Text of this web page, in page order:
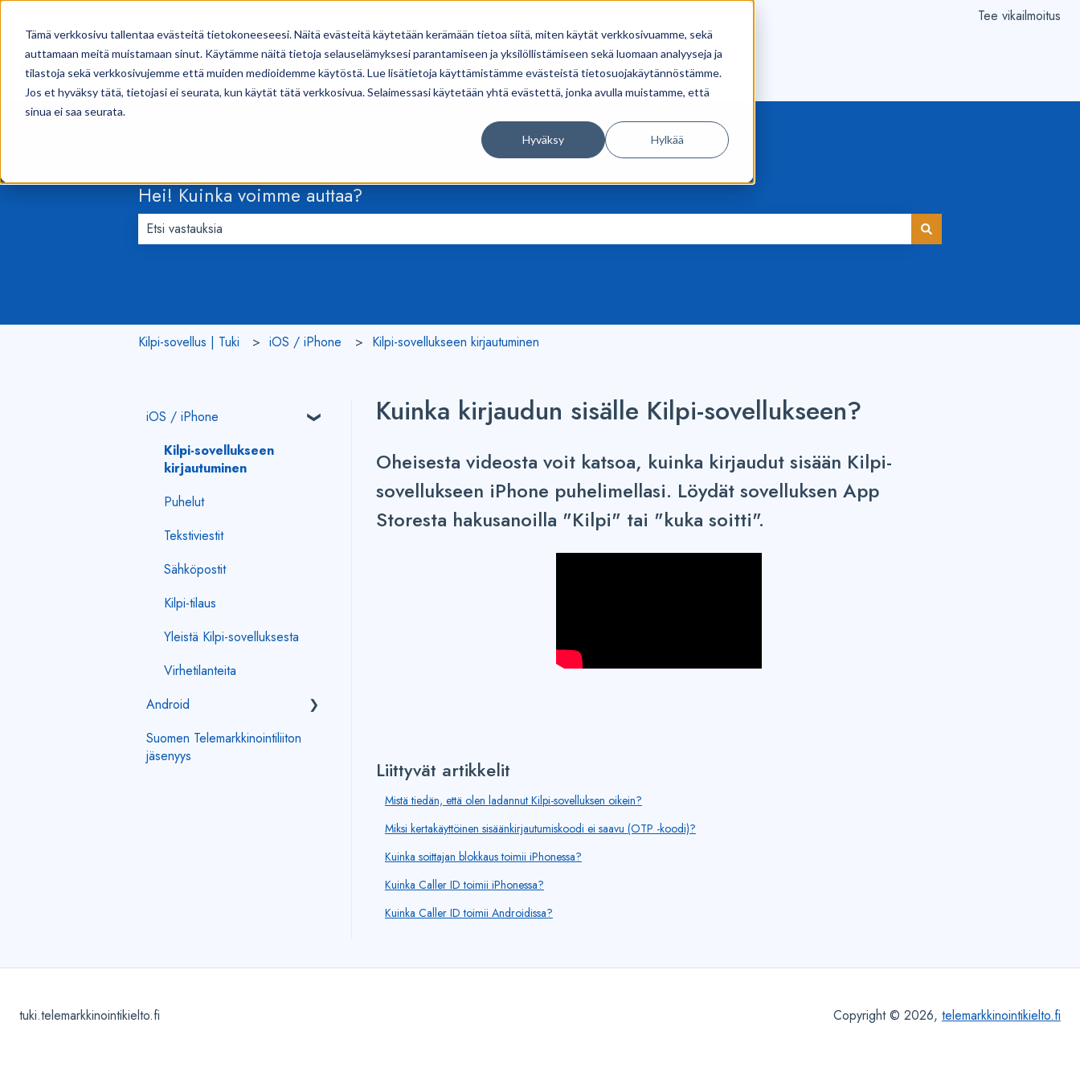
Tämä verkkosivu tallentaa evästeitä tietokoneeseesi. Näitä evästeitä käytetään kerämään tietoa siitä, miten käytät verkkosivuamme, sekä
auttamaan meitä muistamaan sinut. Käytämme näitä tietoja selauselämyksesi parantamiseen ja yksilöllistämiseen sekä luomaan analyyseja ja
tilastoja sekä verkkosivujemme että muiden medioidemme käytöstä. Lue lisätietoja käyttämistämme evästeistä tietosuojakäytännöstämme.
Jos et hyväksy tätä, tietojasi ei seurata, kun käytät tätä verkkosivua. Selaimessasi käytetään yhtä evästettä, jonka avulla muistamme, että
sinua ei saa seurata.
Hyväksy Hylkää
Tee vikailmoitus
Hei! Kuinka voimme auttaa?
Kilpi-sovellus | Tuki iOS / iPhone Kilpi-sovellukseen kirjautuminen
Kuinka kirjaudun sisälle Kilpi-sovellukseen?
Oheisesta videosta voit katsoa, kuinka kirjaudut sisään Kilpi-
sovellukseen iPhone puhelimellasi. Löydät sovelluksen App
Storesta hakusanoilla "Kilpi" tai "kuka soitti".
Liittyvät artikkelit
Mistä tiedän, että olen ladannut Kilpi-sovelluksen oikein?
Miksi kertakäyttöinen sisäänkirjautumiskoodi ei saavu (OTP -koodi)?
Kuinka soittajan blokkaus toimii iPhonessa?
Kuinka Caller ID toimii iPhonessa?
Kuinka Caller ID toimii Androidissa?
iOS / iPhone
Kilpi-sovellukseen
kirjautuminen
Puhelut
Tekstiviestit
Sähköpostit
Kilpi-tilaus
Yleistä Kilpi-sovelluksesta
Virhetilanteita
Android
Kilpi-sovellukseen
kirjautuminen
Suomen Telemarkkinointiliiton
jäsenyys
tuki.telemarkkinointikielto.fi Copyright © 2026, telemarkkinointikielto.fi